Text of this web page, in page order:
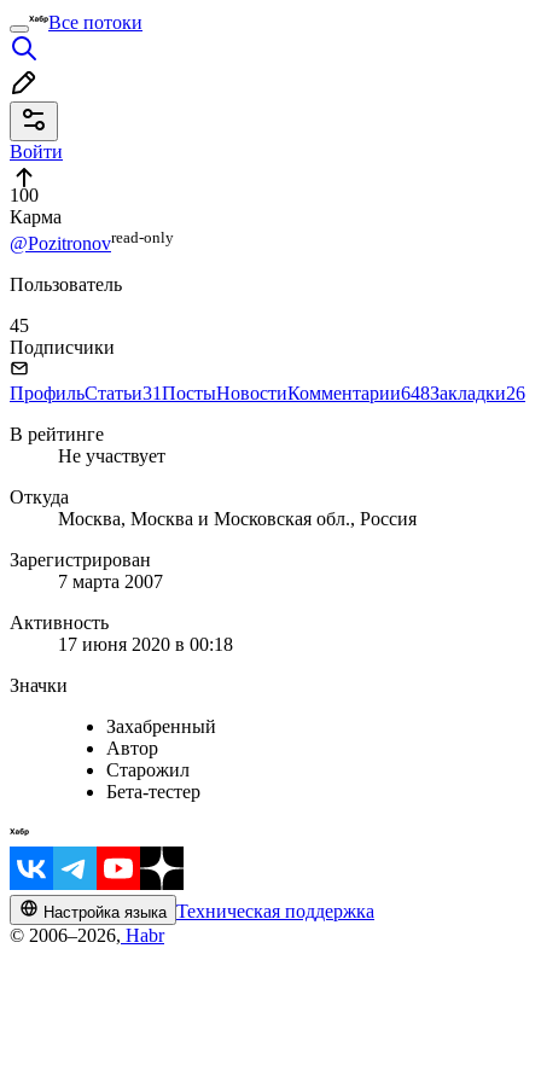
Все потоки
Войти
100
Карма
@Pozitronovread⁠-⁠only
Пользователь
45
Подписчики
ПрофильСтатьи31ПостыНовостиКомментарии648Закладки26
В рейтинге
Не участвует
Откуда
Москва, Москва и Московская обл., Россия
Зарегистрирован
7 марта 2007
Активность
17 июня 2020 в 00:18
Значки
Захабренный
Автор
Старожил
Бета-тестер
Настройка языка Техническая поддержка
© 2006–2026, Habr